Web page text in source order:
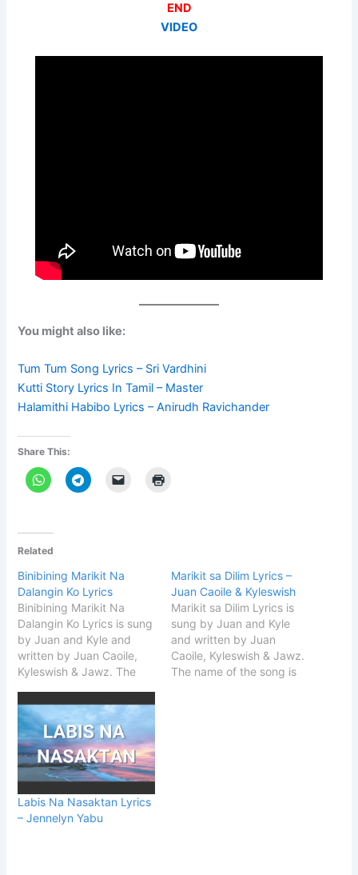
END
VIDEO
You might also like:
Tum Tum Song Lyrics – Sri Vardhini
Kutti Story Lyrics In Tamil – Master
Halamithi Habibo Lyrics – Anirudh Ravichander
Share This:
Related
Binibining Marikit Na
Dalangin Ko Lyrics
Binibining Marikit Na
Dalangin Ko Lyrics is sung
by Juan and Kyle and
written by Juan Caoile,
Kyleswish & Jawz. The
Marikit sa Dili. Song
Details Song TitleMarikit
sa DilimSingerJuan Caoile
&
KyleswishSongwriterJuan
Caoile, Kyleswish & Jawz
START Binibining Marikit
Na Dalangin Ko Lyrics
Marikit sa Dilim Lyrics –
Juan Caoile & Kyleswish
Marikit sa Dilim Lyrics is
sung by Juan and Kyle
and written by Juan
Caoile, Kyleswish & Jawz.
The name of the song is
Labis Na Nasaktan Lyrics
– Jennelyn Yabu